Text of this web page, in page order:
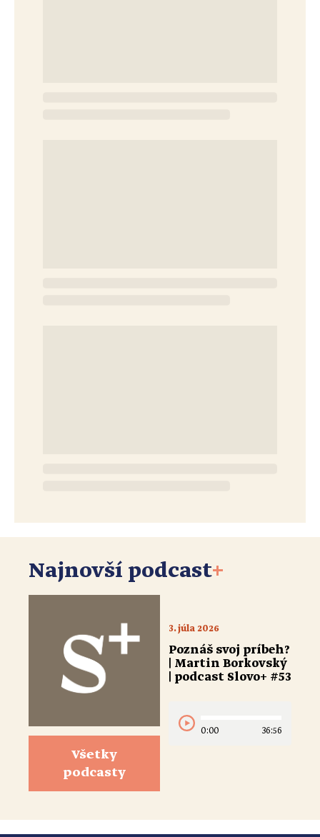
Najnovší podcast+
Všetky
podcasty
3. júla 2026
Poznáš svoj príbeh?
| Martin Borkovský
| podcast Slovo+ #53
0:00 36:56